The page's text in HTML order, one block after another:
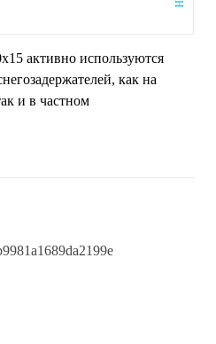
активно используются
как на
и в частном